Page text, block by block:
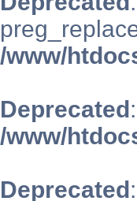
/www/
Deprecated
/www/
Deprecated